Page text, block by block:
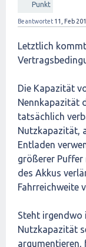
Punkt
Beantwortet 11, Feb
Letztlich
Die Kapazität
Nennkapazität
tatsächlich
Nutzkapazität,
Entladen
größerer Puffer
des Akkus
Fahrreichweite
Steht irgendwo
Nutzkapazität
argumentieren,